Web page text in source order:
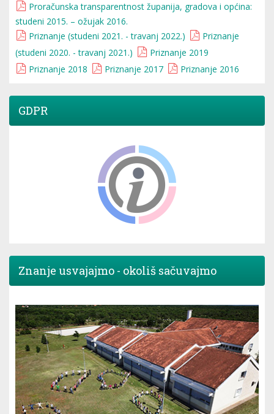
Proračunska transparentnost županija, gradova i općina:
studeni 2015. – ožujak 2016.
Priznanje (studeni 2021. - travanj 2022.)
Priznanje
(studeni 2020. - travanj 2021.)
Priznanje 2019
Priznanje 2018
Priznanje 2017 Priznanje 2016
GDPR
Znanje usvajajmo - okoliš sačuvajmo